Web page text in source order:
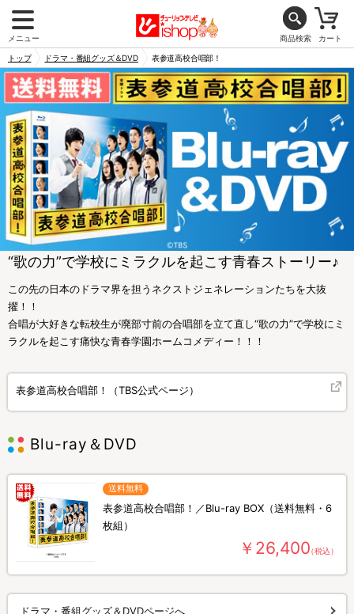
メニュー 商品検索 カート
トップ ドラマ・番組グッズ＆DVD 表参道高校合唱部！
“歌の力”で学校にミラクルを起こす青春ストーリー♪
この先の日本のドラマ界を担うネクストジェネレーションたちを大抜
擢！！
合唱が大好きな転校生が廃部寸前の合唱部を立て直し“歌の力”で学校にミ
ラクルを起こす痛快な青春学園ホームコメディー！！！
表参道高校合唱部！（TBS公式ページ）
Blu-ray＆DVD
送料無料
表参道高校合唱部！／Blu-ray BOX（送料無料・6
枚組）
￥26,400（税込）
ドラマ・番組グッズ＆DVDページへ